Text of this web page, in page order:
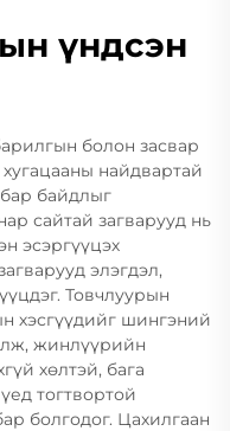
үндсэн
болон засвар
найдвартай
байдлыг
сайтай загварууд нь
эсэргүүцэх
элэгдэл,
Товчлуурын
хэсгүүдийг шингэний
жинлүүрийн
хөлтэй, бага
тогтвортой
болгодог. Цахилгаан